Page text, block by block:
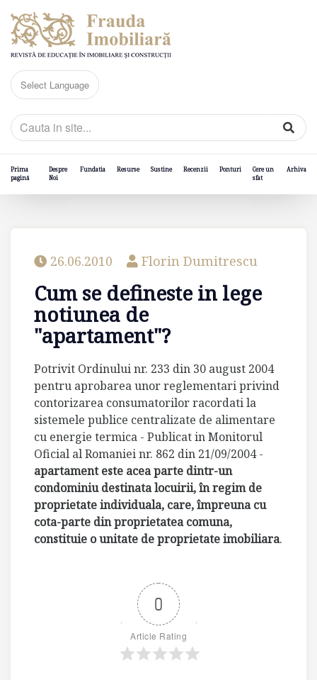
Prima
pagină
Despre
Noi
Fundatia Resurse Sustine Recenzii Ponturi
Cere un
sfat
Arhiva
26.06.2010 Florin Dumitrescu
Cum se defineste in lege
notiunea de
"apartament"?
Potrivit Ordinului nr. 233 din 30 august 2004
pentru aprobarea unor reglementari privind
contorizarea consumatorilor racordati la
sistemele publice centralizate de alimentare
cu energie termica - Publicat in Monitorul
Oficial al Romaniei nr. 862 din 21/09/2004 -
apartament este acea parte dintr-un
condominiu destinata locuirii, în regim de
proprietate individuala, care, împreuna cu
cota-parte din proprietatea comuna,
constituie o unitate de proprietate imobiliara.
0
Article Rating